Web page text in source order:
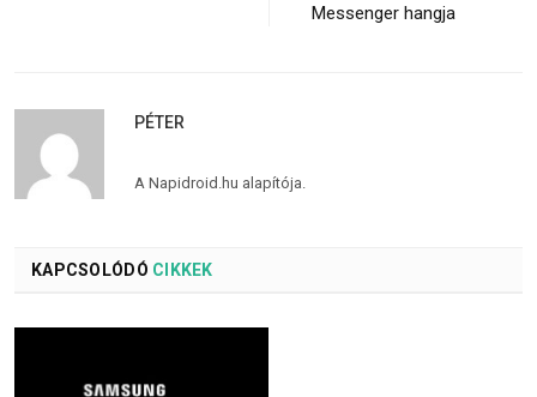
Messenger hangja
PÉTER
A Napidroid.hu alapítója.
KAPCSOLÓDÓ CIKKEK